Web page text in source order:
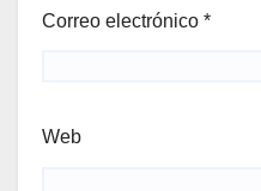
Correo electrónico *
Web